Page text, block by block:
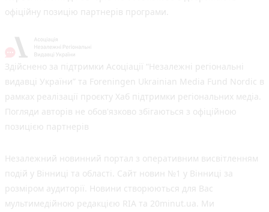
офіційну позицію партнерів програми.
Здійснено за підтримки Асоціації “Незалежні регіональні
видавці України” та Foreningen Ukrainian Media Fund Nordic в
рамках реалізації проєкту Хаб підтримки регіональних медіа.
Погляди авторів не обов'язково збігаються з офіційною
позицією партнерів
Незалежний новинний портал з оперативним висвітленням
подій у Вінниці та області. Сайт новин №1 у Вінниці за
розміром аудиторії. Новини створюються для Вас
мультимедійною редакцією RIA та 20minut.ua. Ми